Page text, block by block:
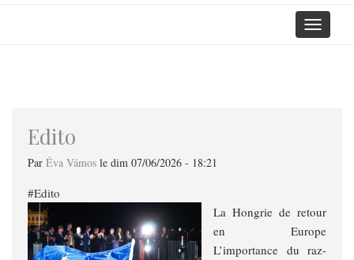
Toggle
Edito
Par Éva Vámos le dim 07/06/2026 - 18:21
Edito
​​​​​​​La Hongrie de retour
en Europe
L’importance du raz-